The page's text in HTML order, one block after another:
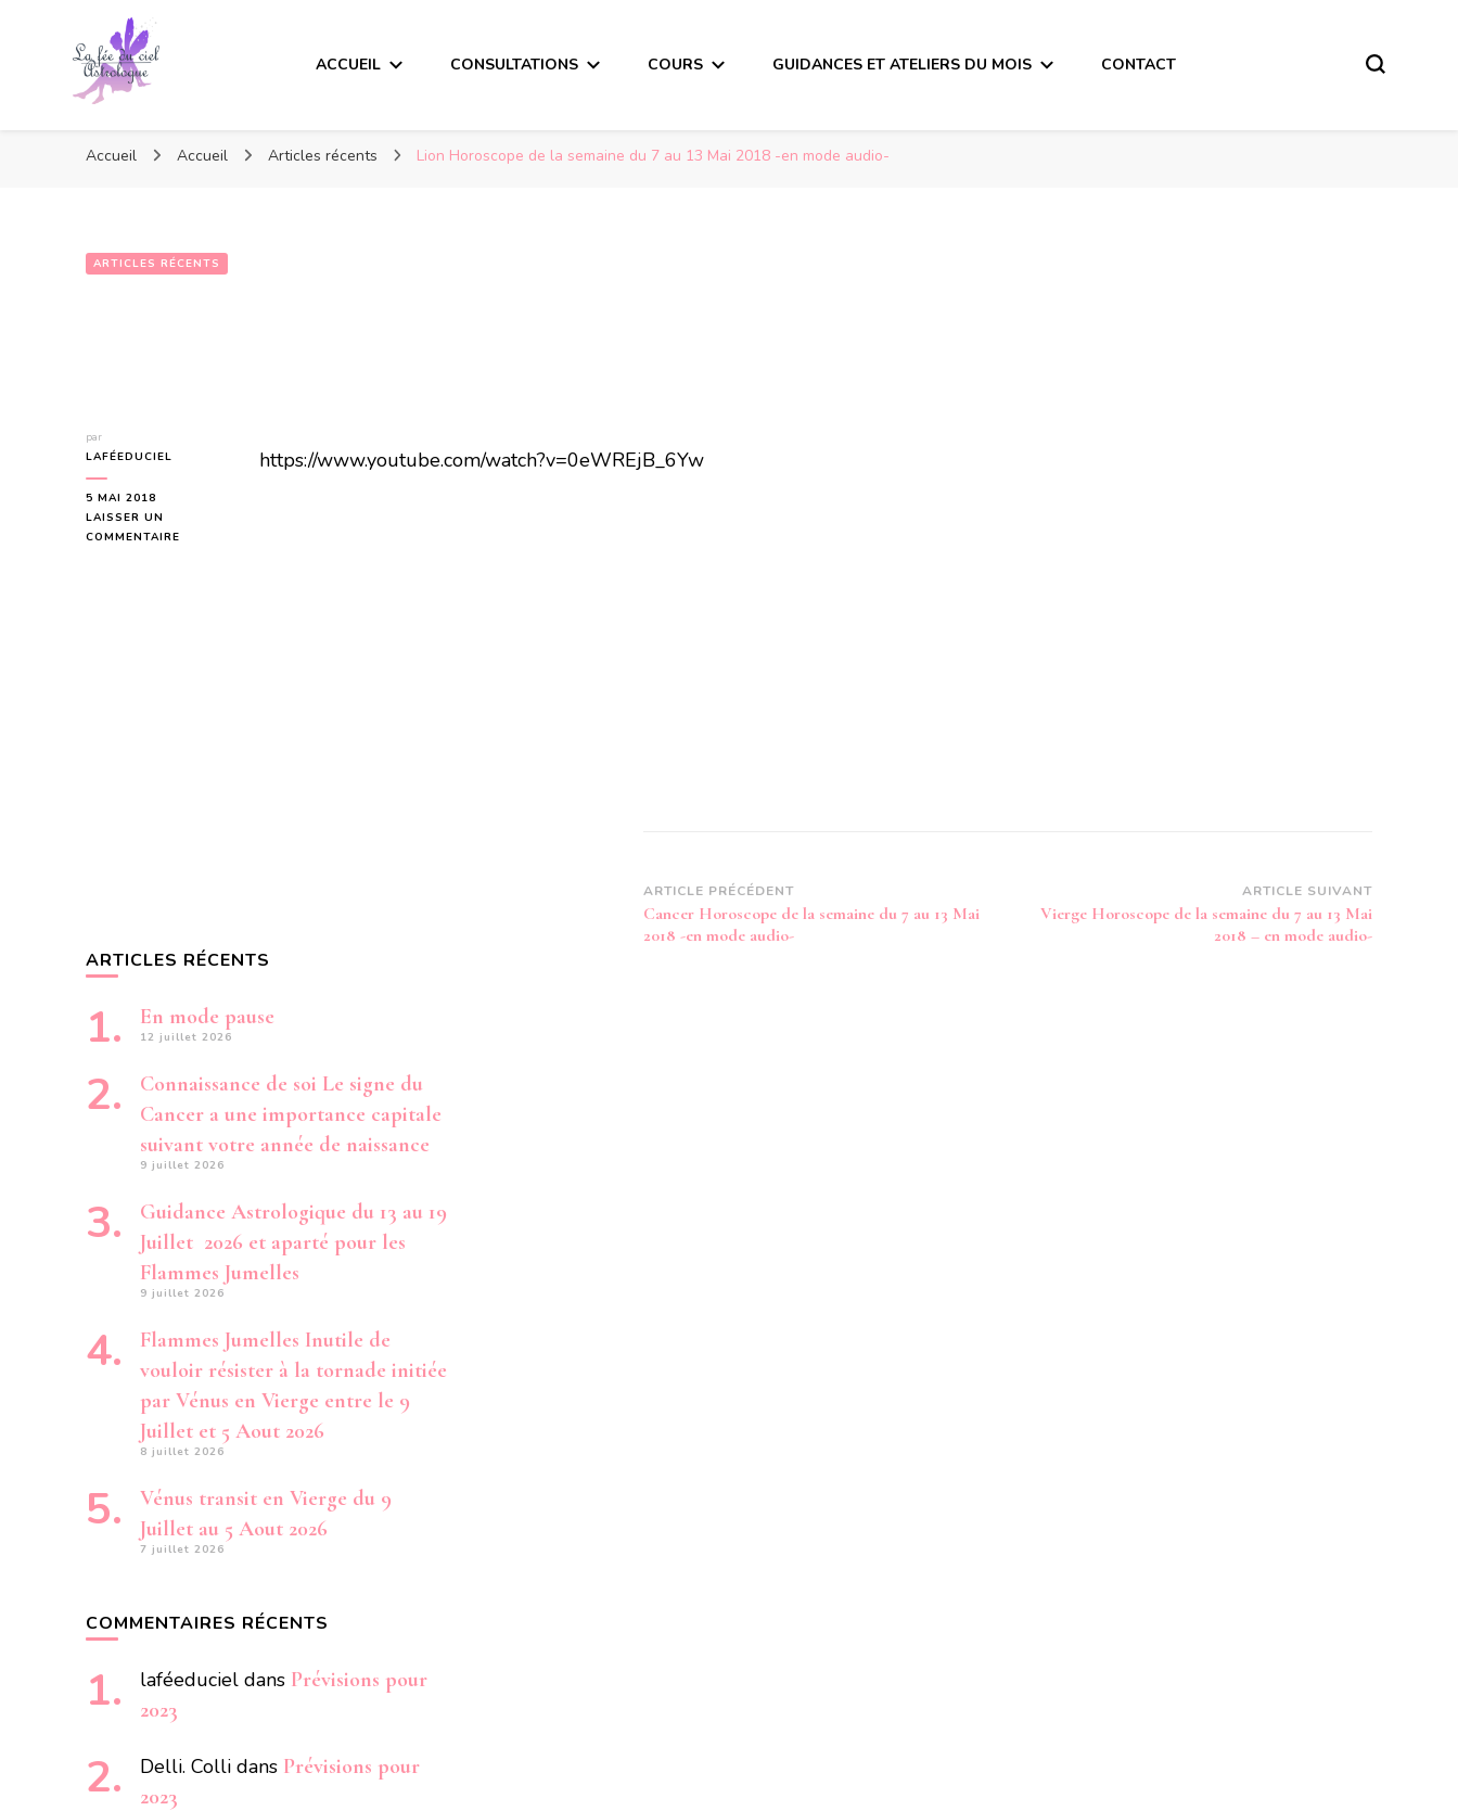
ACCUEIL CONSULTATIONS COURS GUIDANCES ET ATELIERS DU MOIS CONTACT
Accueil Accueil Articles récents Lion Horoscope de la semaine du 7 au 13 Mai 2018 -en mode audio-
ARTICLES RÉCENTS
par
LAFÉEDUCIEL
5 MAI 2018
LAISSER UN
COMMENTAIRE
https://www.youtube.com/watch?v=0eWREjB_6Yw
Navigation
d’article
ARTICLE PRÉCÉDENT
Cancer Horoscope de la semaine du 7 au 13 Mai
2018 -en mode audio-
ARTICLE SUIVANT
Vierge Horoscope de la semaine du 7 au 13 Mai
2018 – en mode audio-
ARTICLES RÉCENTS
En mode pause
12 juillet 2026
Connaissance de soi Le signe du
Cancer a une importance capitale
suivant votre année de naissance
9 juillet 2026
Guidance Astrologique du 13 au 19
Juillet 2026 et aparté pour les
Flammes Jumelles
9 juillet 2026
Flammes Jumelles Inutile de
vouloir résister à la tornade initiée
par Vénus en Vierge entre le 9
Juillet et 5 Aout 2026
8 juillet 2026
Vénus transit en Vierge du 9
Juillet au 5 Aout 2026
7 juillet 2026
COMMENTAIRES RÉCENTS
laféeduciel dans Prévisions pour
2023
Delli. Colli dans Prévisions pour
2023